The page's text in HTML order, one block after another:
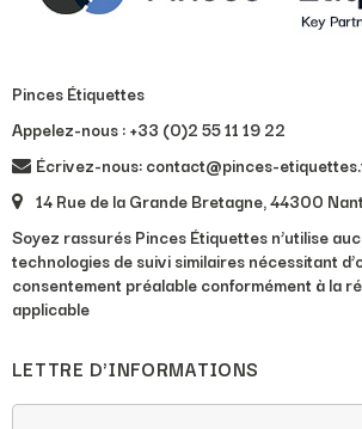
Pinces Étiquettes
Appelez-nous :+33 (0)2 55 11 19 22
Écrivez-nous: contact@pinces-
14 Rue de la Grande Bretagne, 44300
Soyez rassurés Pinces Étiquettes n’utilise
technologies de suivi similaires nécessitant
consentement préalable conformément à la
applicable
LETTRE D'INFORMATIONS